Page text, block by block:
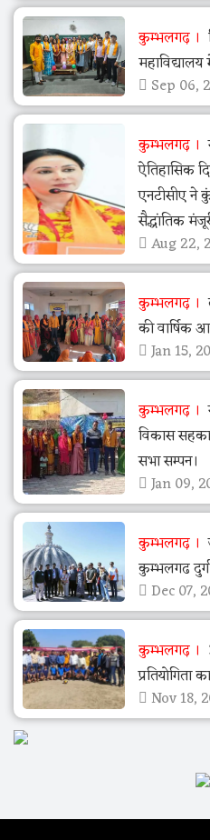
कुम्भलगढ़
Sep 06,
कुम्भलगढ़
ऐतिहासिक
एनटीसीए ने
सैद्धांतिक
Aug 22,
कुम्भलगढ़
की वार्षिक
Jan 15,
कुम्भलगढ़
विकास
सभा सम्पन।
Jan 09,
कुम्भलगढ़
कुम्भलगढ दुर्ग
Dec 07,
कुम्भलगढ़
प्रतियोगिता
Nov 18,